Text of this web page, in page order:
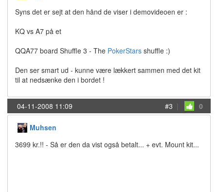
Syns det er sejt at den hånd de viser i demovideoen er :
KQ vs A7 på et
QQA77 board Shuffle 3 - The PokerStars shuffle :)
Den ser smart ud - kunne være lækkert sammen med det kit
til at nedsænke den i bordet !
04-11-2008 11:09 #3 | 0
Muhsen
3699 kr.!! - Så er den da vist også betalt... + evt. Mount kit...